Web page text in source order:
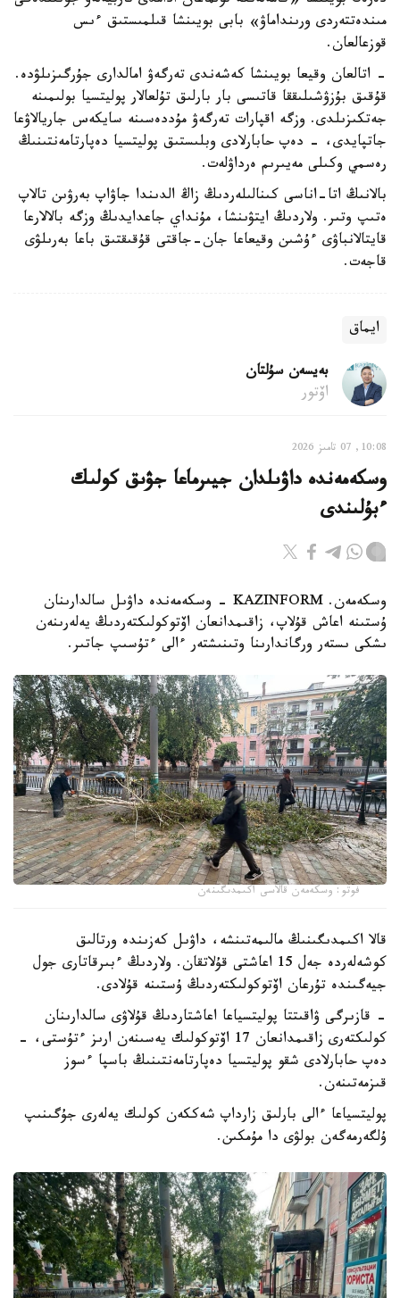
مىندەتتەردى ورىنداماۋ» بابى بويىنشا قىلمىستىق ءىس
قوزعالعان.
- اتالعان وقيعا بويىنشا كەشەندى تەرگەۋ امالدارى جۇرگىزىلۋدە.
قۇقىق بۇزۋشىلىققا قاتىسى بار بارلىق تۇلعالار پوليتسيا بولىمىنە
جەتكىزىلدى. وزگە اقپارات تەرگەۋ مۇددەسىنە سايكەس جاريالاۋعا
جاتپايدى، - دەپ حابارلادى وبلىستىق پوليتسيا دەپارتامەنتىنىڭ
رەسمي وكىلى مەيىرىم ەرداۋلەت.
بالانىڭ اتا-اناسى كىنالىلەردىڭ زاڭ الدىندا جاۋاپ بەرۋىن تالاپ
ەتىپ وتىر. ولاردىڭ ايتۋىنشا، مۇنداي جاعدايدىڭ وزگە بالالارعا
قايتالانباۋى ءۇشىن وقيعاعا جان-جاقتى قۇقىقتىق باعا بەرىلۋى
قاجەت.
ايماق
بەيسەن سۇلتان
اۆتور
10:08, 07 تامىز 2026
وسكەمەندە داۋىلدان جيىرماعا جۋىق كولىك
ءبۇلىندى
وسكەمەن. KAZINFORM - وسكەمەندە داۋىل سالدارىنان
ۇستىنە اعاش قۇلاپ، زاقىمدانعان اۆتوكولىكتەردىڭ يەلەرىنەن
ىشكى ىستەر ورگاندارىنا وتىنىشتەر ءالى ءتۇسىپ جاتىر.
فوتو: وسكەمەن قالاسى اكىمدىگىنەن
قالا اكىمدىگىنىڭ مالىمەتىنشە، داۋىل كەزىندە ورتالىق
كوشەلەردە جەل 15 اعاشتى قۇلاتقان. ولاردىڭ ءبىرقاتارى جول
جيەگىندە تۇرعان اۆتوكولىكتەردىڭ ۇستىنە قۇلادى.
- قازىرگى ۋاقىتتا پوليتسياعا اعاشتاردىڭ قۇلاۋى سالدارىنان
كولىكتەرى زاقىمدانعان 17 اۆتوكولىك يەسىنەن ارىز ءتۇستى، -
دەپ حابارلادى شقو پوليتسيا دەپارتامەنتىنىڭ باسپا ءسوز
قىزمەتىنەن.
پوليتسياعا ءالى بارلىق زارداپ شەككەن كولىك يەلەرى جۇگىنىپ
ۇلگەرمەگەن بولۋى دا مۇمكىن.